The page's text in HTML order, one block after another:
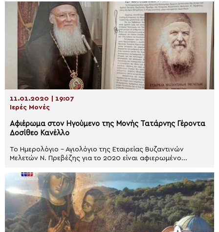
11.01.2020 | 19:07
Ιερές Μονές
Αφιέρωμα στον Ηγούμενο της Μονής Τατάρνης Γέροντα
Δοσίθεο Κανέλλο
Το Ημερολόγιο – Αγιολόγιο της Eταιρείας Bυζαντινών
Mελετών N. Πρεβέζης για το 2020 είναι αφιερωμένο...